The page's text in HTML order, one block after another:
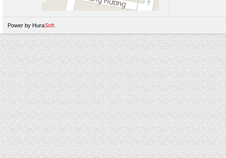
Power by HuraSoft.